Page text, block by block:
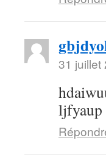
31 juillet
ljfyaup